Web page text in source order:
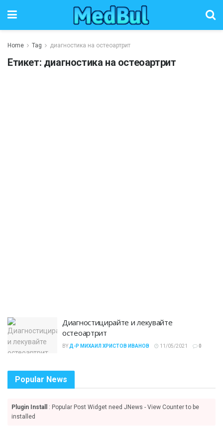
Home Tag диагностика на остеоартрит
Етикет: диагностика на остеоартрит
Диагностицирайте и лекувайте
остеоартрит
BY Д-Р МИХАИЛ ХРИСТОВ ИВАНОВ 11/05/2021 0
Popular News
Plugin Install
: Popular Post Widget need JNews - View Counter to be
installed